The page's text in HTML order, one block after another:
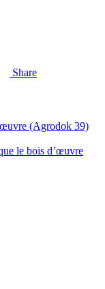
Share
le bois d’œuvre